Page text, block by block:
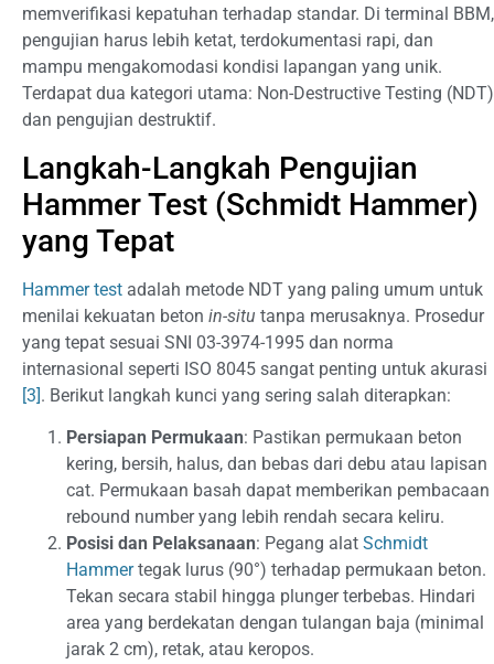
memverifikasi kepatuhan terhadap standar. Di terminal BBM,
pengujian harus lebih ketat, terdokumentasi rapi, dan
mampu mengakomodasi kondisi lapangan yang unik.
Terdapat dua kategori utama: Non-Destructive Testing (NDT)
dan pengujian destruktif.
Langkah-Langkah Pengujian
Hammer Test (Schmidt Hammer)
yang Tepat
Hammer test adalah metode NDT yang paling umum untuk
menilai kekuatan beton in-situ tanpa merusaknya. Prosedur
yang tepat sesuai SNI 03-3974-1995 dan norma
internasional seperti ISO 8045 sangat penting untuk akurasi
[3]. Berikut langkah kunci yang sering salah diterapkan:
Persiapan Permukaan: Pastikan permukaan beton
kering, bersih, halus, dan bebas dari debu atau lapisan
cat. Permukaan basah dapat memberikan pembacaan
rebound number yang lebih rendah secara keliru.
Posisi dan Pelaksanaan: Pegang alat Schmidt
Hammertegak lurus (90°) terhadap permukaan beton.
Tekan secara stabil hingga plunger terbebas. Hindari
area yang berdekatan dengan tulangan baja (minimal
jarak 2 cm), retak, atau keropos.